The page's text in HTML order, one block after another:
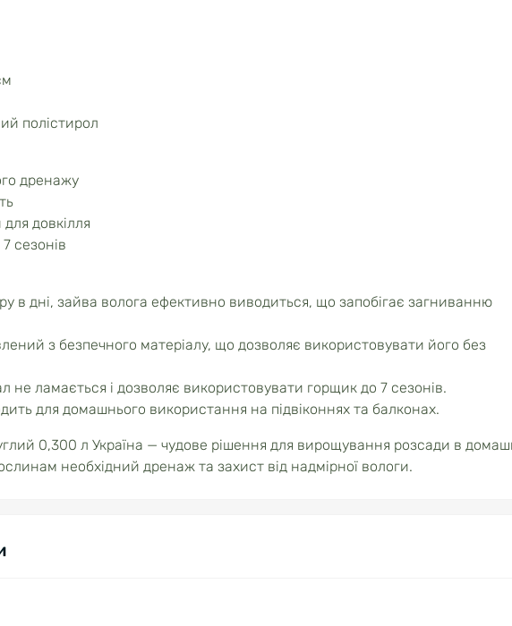
полістирол
дренажу
довкілля
сезонів
в дні, зайва волога ефективно виводиться, що запобігає загниванню
з безпечного матеріалу, що дозволяє використовувати його без
не ламається і дозволяє використовувати горщик до 7 сезонів.
для домашнього використання на підвіконнях та балконах.
0,300 л Україна — чудове рішення для вирощування розсади в
необхідний дренаж та захист від надмірної вологи.